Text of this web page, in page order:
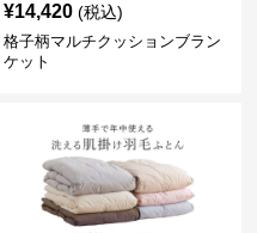
¥14,420 (税込)
格子柄マルチクッションブラン
ケット